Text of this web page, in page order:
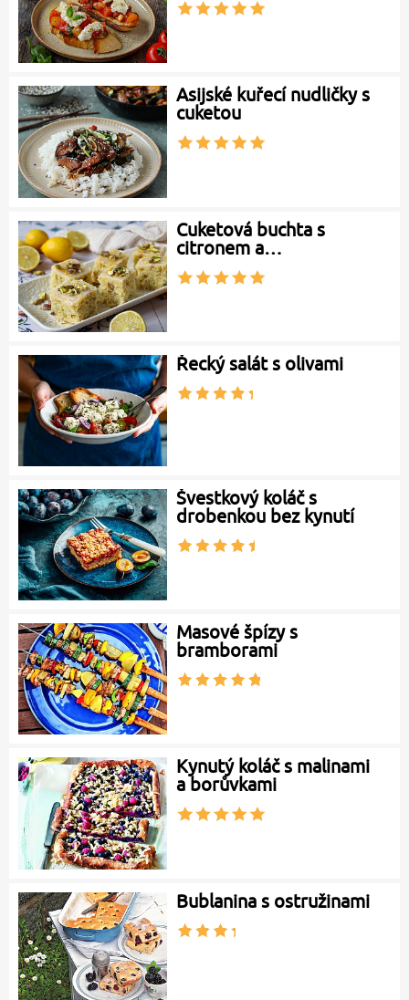
Asijské kuřecí nudličky s
cuketou
Cuketová buchta s
citronem a…
Řecký salát s olivami
Švestkový koláč s
drobenkou bez kynutí
Masové špízy s
bramborami
Kynutý koláč s malinami
a borůvkami
Bublanina s ostružinami